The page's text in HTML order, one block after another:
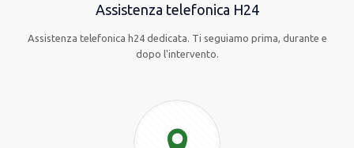
Assistenza telefonica H24
Assistenza telefonica h24 dedicata. Ti seguiamo prima, durante e
dopo l'intervento.